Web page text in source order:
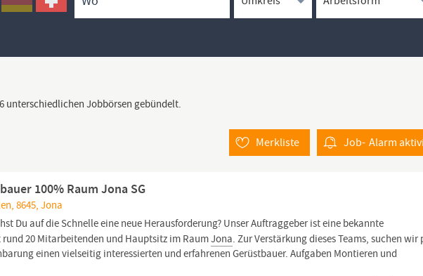
unterschiedlichen Jobbörsen gebündelt.
Job- Alarm
Merkliste
100% Raum Jona SG
8645, Jona
Du auf die Schnelle eine neue Herausforderung? Unser Auftraggeber ist eine bekannte
20 Mitarbeitenden und Hauptsitz im RaumJona. Zur Verstärkung dieses Teams, suchen wir
einen vielseitig interessierten und erfahrenen Gerüstbauer. Aufgaben Montieren und